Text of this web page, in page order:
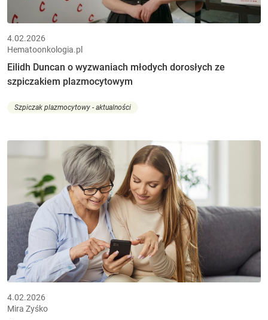
4.02.2026
Hematoonkologia.pl
Eilidh Duncan o wyzwaniach młodych dorosłych ze
szpiczakiem plazmocytowym
Szpiczak plazmocytowy - aktualności
4.02.2026
Mira Zyśko